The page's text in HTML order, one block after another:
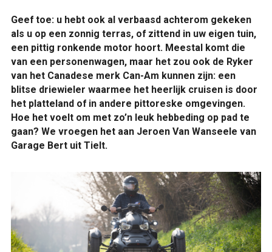
Geef toe: u hebt ook al verbaasd achterom gekeken
als u op een zonnig terras, of zittend in uw eigen tuin,
een pittig ronkende motor hoort. Meestal komt die
van een personenwagen, maar het zou ook de Ryker
van het Canadese merk Can-Am kunnen zijn: een
blitse driewieler waarmee het heerlijk cruisen is door
het platteland of in andere pittoreske omgevingen.
Hoe het voelt om met zo’n leuk hebbeding op pad te
gaan? We vroegen het aan Jeroen Van Wanseele van
Garage Bert uit Tielt.